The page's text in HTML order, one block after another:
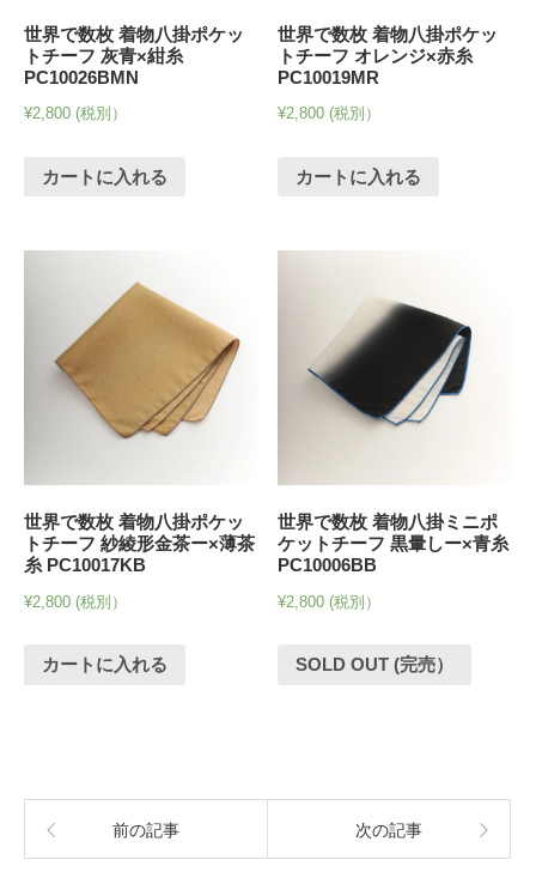
世界で数枚 着物八掛ポケッ
トチーフ 灰青×紺糸
PC10026BMN
¥2,800 (税別）
カートに入れる
世界で数枚 着物八掛ポケッ
トチーフ オレンジ×赤糸
PC10019MR
¥2,800 (税別）
カートに入れる
世界で数枚 着物八掛ポケッ
トチーフ 紗綾形金茶ー×薄茶
糸 PC10017KB
¥2,800 (税別）
カートに入れる
世界で数枚 着物八掛ミニポ
ケットチーフ 黒暈しー×青糸
PC10006BB
¥2,800 (税別）
SOLD OUT (完売）
前の記事 次の記事